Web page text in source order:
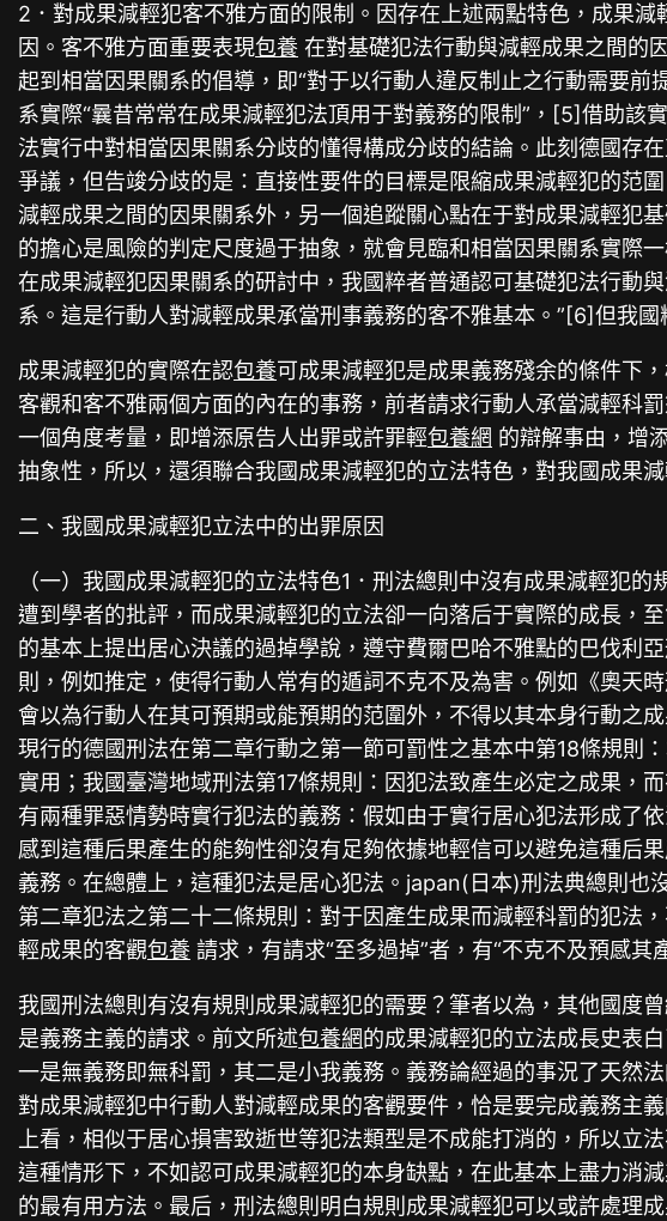
2．對成果減輕犯客不雅方面的限制。因存在上述兩點特色，成果
因。客不雅方面重要表現包養 在對基礎犯法行動與減輕成果之間的
起到相當因果關系的倡導，即“對于以行動人違反制止之行動需要
系實際“曩昔常常在成果減輕犯法頂用于對義務的限制”，[5]借助該
法實行中對相當因果關系分歧的懂得構成分歧的結論。此刻德國存
爭議，但告竣分歧的是：直接性要件的目標是限縮成果減輕犯的范
減輕成果之間的因果關系外，另一個追蹤關心點在于對成果減輕犯
的擔心是風險的判定尺度過于抽象，就會見臨和相當因果關系實際
在成果減輕犯因果關系的研討中，我國粹者普通認可基礎犯法行動
系。這是行動人對減輕成果承當刑事義務的客不雅基本。”[6]但我
成果減輕犯的實際在認包養可成果減輕犯是成果義務殘余的條件下
客觀和客不雅兩個方面的內在的事務，前者請求行動人承當減輕科
一個角度考量，即增添原告人出罪或許罪輕包養網 的辯解事由，增
抽象性，所以，還須聯合我國成果減輕犯的立法特色，對我國成果
二、我國成果減輕犯立法中的出罪原因
（一）我國成果減輕犯的立法特色1．刑法總則中沒有成果減輕犯
遭到學者的批評，而成果減輕犯的立法卻一向落后于實際的成長，
的基本上提出居心決議的過掉學說，遵守費爾巴哈不雅點的巴伐利
則，例如推定，使得行動人常有的遁詞不克不及為害。例如《奧天
會以為行動人在其可預期或能預期的范圍外，不得以其本身行動之
現行的德國刑法在第二章行動之第一節可罰性之基本中第18條規則
實用；我國臺灣地域刑法第17條規則：因犯法致產生必定之成果，
有兩種罪惡情勢時實行犯法的義務：假如由于實行居心犯法形成了
感到這種后果產生的能夠性卻沒有足夠依據地輕信可以避免這種后
義務。在總體上，這種犯法是居心犯法。japan(日本)刑法典總則
第二章犯法之第二十二條規則：對于因產生成果而減輕科罰的犯法
輕成果的客觀包養 請求，有請求“至多過掉”者，有“不克不及預感其
我國刑法總則有沒有規則成果減輕犯的需要？筆者以為，其他國度
是義務主義的請求。前文所述包養網的成果減輕犯的立法成長史表
一是無義務即無科罰，其二是小我義務。義務論經過的事況了天然
對成果減輕犯中行動人對減輕成果的客觀要件，恰是要完成義務主
上看，相似于居心損害致逝世等犯法類型是不成能打消的，所以立
這種情形下，不如認可成果減輕犯的本身缺點，在此基本上盡力消
的最有用方法。最后，刑法總則明白規則成果減輕犯可以或許處理